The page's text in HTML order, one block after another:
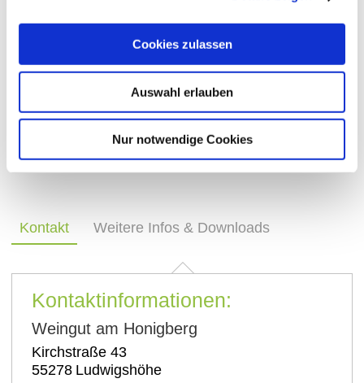
Cookies zulassen
Auswahl erlauben
Nur notwendige Cookies
2. Samstag im Monat verkaufsoffen mit kostenloser
Weinprobe und rheinhessischen Leckereien. Wir
freuen uns auf Ihren Besuch.
Öffnungszeiten: täglich von 9.00 Uhr bis 12.00 Uhr
Kontakt Weitere Infos & Downloads
Kontaktinformationen:
Weingut am Honigberg
Kirchstraße 43
55278 Ludwigshöhe